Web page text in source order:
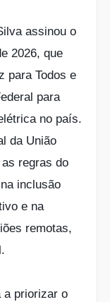
assinou o
2026, que
para Todos e
para
no país.
da União
regras do
inclusão
e na
remotas,
a priorizar o